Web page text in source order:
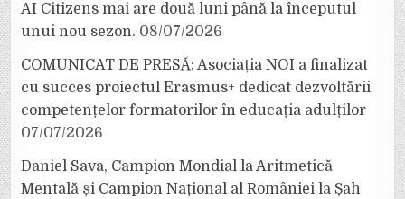
AI Citizens mai are două luni până la începutul
unui nou sezon. 08/07/2026
COMUNICAT DE PRESĂ: Asociația NOI a finalizat
cu succes proiectul Erasmus+ dedicat dezvoltării
competențelor formatorilor în educația adulților
07/07/2026
Daniel Sava, Campion Mondial la Aritmetică
Mentală și Campion Național al României la Șah